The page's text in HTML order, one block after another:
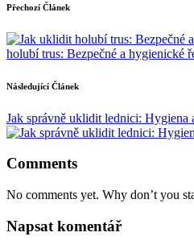
Post
navigation
Přechozí Článek
holubí trus: Bezpečné a hygienické
Následující Článek
Jak správně uklidit lednici: Hygiena
Comments
No comments yet. Why don’t you
Napsat komentář